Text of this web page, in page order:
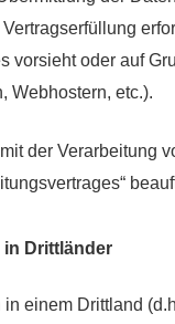
Vertragserfüllung
vorsieht oder auf
Webhostern, etc.).
der Verarbeitung
Drittländer
in einem Drittland